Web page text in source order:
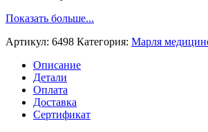
Показать больше...
Артикул: 6498 Категория: Марля
Описание
Детали
Оплата
Доставка
Сертификат